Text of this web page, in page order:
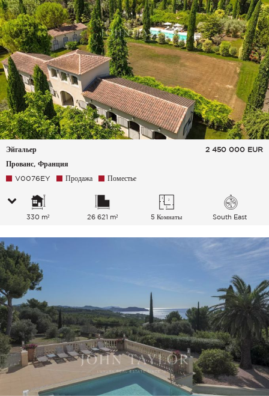
Эйгальер
Прованс, Франция
2 450 000 EUR
V0076EY Продажа Поместье
330 m² 26 621 m² 5 Комнаты South East